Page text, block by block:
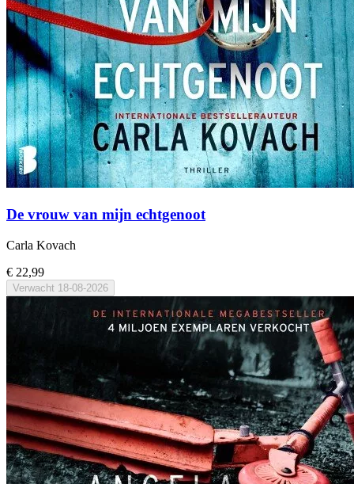
De vrouw van mijn echtgenoot
Carla Kovach
€ 22,99
Verwacht 18-08-2026